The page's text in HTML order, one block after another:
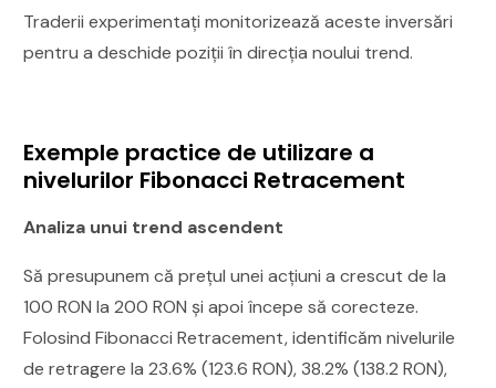
Traderii experimentați monitorizează aceste inversări
pentru a deschide poziții în direcția noului trend.
Exemple practice de utilizare a
nivelurilor Fibonacci Retracement
Analiza unui trend ascendent
Să presupunem că prețul unei acțiuni a crescut de la
100 RON la 200 RON și apoi începe să corecteze.
Folosind Fibonacci Retracement, identificăm nivelurile
de retragere la 23.6% (123.6 RON), 38.2% (138.2 RON),